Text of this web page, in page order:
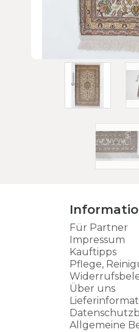
Für Partner
Impressum
Kauftipps
Pflege,
Über uns
Allgemeine